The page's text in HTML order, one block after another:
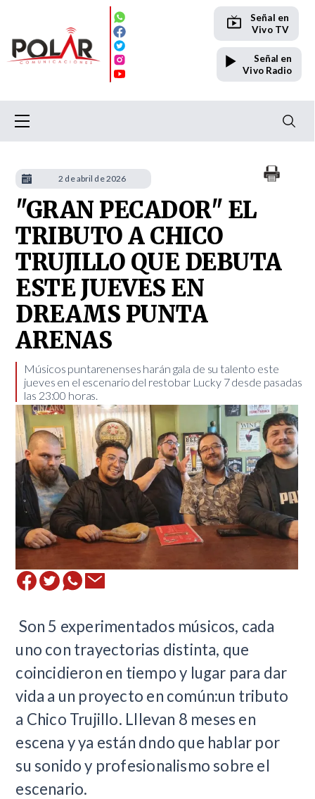
Señal en
Vivo TV
Señal en
Vivo Radio
"GRAN PECADOR" EL
TRIBUTO A CHICO
TRUJILLO QUE DEBUTA
ESTE JUEVES EN
DREAMS PUNTA
ARENAS
​Músicos puntarenenses harán gala de su talento este
jueves en el escenario del restobar Lucky 7 desde pasadas
las 23:00 horas.
​ Son 5 experimentados músicos, cada
uno con trayectorias distinta, que
coincidieron en tiempo y lugar para dar
vida a un proyecto en común:un tributo
a Chico Trujillo. Lllevan 8 meses en
escena y ya están dndo que hablar por
su sonido y profesionalismo sobre el
escenario.
2 de abril de 2026